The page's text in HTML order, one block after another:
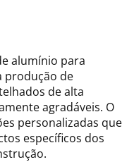
alumínio para
produção de
de alta
agradáveis. O
personalizadas que
específicos dos